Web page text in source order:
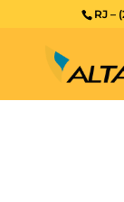
RJ –